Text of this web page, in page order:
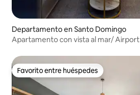
Departamento en Santo Domingo
Apartamento con vista al mar/ Airport
Favorito entre huéspedes
Favorito entre huéspedes